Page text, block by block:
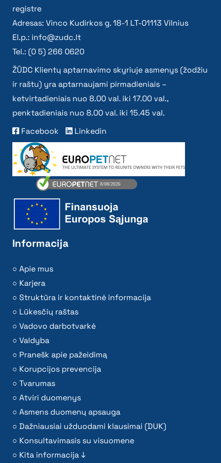
registre
Adresas: Vinco Kudirkos g. 18-1 LT-01113 Vilnius
El.p.: info@zudc.lt
Tel.: (0 5) 266 0620
ŽŪDC Klientų aptarnavimo skyriuje asmenys (žodžiu
ir raštu) yra aptarnaujami pirmadieniais –
ketvirtadieniais nuo 8.00 val. iki 17.00 val.,
penktadieniais nuo 8.00 val. iki 15.45 val.
Facebook
Linkedin
Informacija
Apie mus
Karjera
Struktūra ir kontaktinė informacija
Lūkesčių raštas
Vadovo darbotvarkė
Valdyba
Pranešk apie pažeidimą
Korupcijos prevencija
Tvarumas
Atviri duomenys
Asmens duomenų apsauga
Dažniausiai užduodami klausimai (DUK)
Konsultavimasis su visuomene
Kita informacija ↓